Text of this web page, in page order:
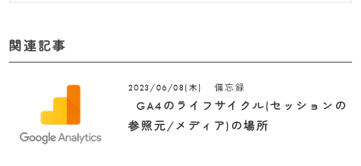
関連記事
2023/06/08(木) 備忘録
GA4のライフサイクル(セッションの
参照元/メディア)の場所